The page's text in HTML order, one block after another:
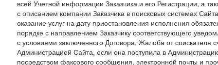
всей Учетной информации Заказчика и его Регистрации, а
с описанием компании Заказчика в поисковых системах
оказание услуг на дату приостановления исполнения
порядке с направлением Заказчику соответствующего
с условиями заключенного Договора. Жалоба от
Администрацией Сайта, если она поступила в
посредством факсового сообщения, электронной почты и